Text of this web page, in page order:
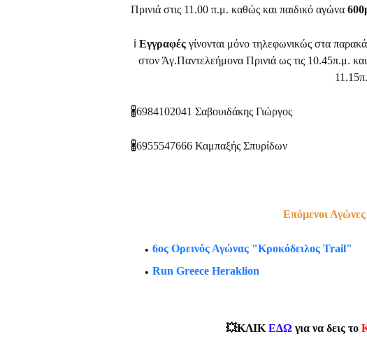
Πρινιά στις 11.00 π.μ. καθώς και παιδικό αγώνα
ℹ️ Εγγραφές γίνονται μόνο τηλεφωνικώς στα
στον Άγ.Παντελεήμονα Πρινιά ως τις 10.45π.μ.
🖁6984102041 Σαβουιδάκης Γιώργος
🖁6955547666 Καμπαξής Σπυρίδων
Επόμενοι
6ος Ορεινός Αγώνας "Κροκόδειλος Trail"
Run Greece Heraklion
💥ΚΛΙΚ ΕΔΩ για να δεις το